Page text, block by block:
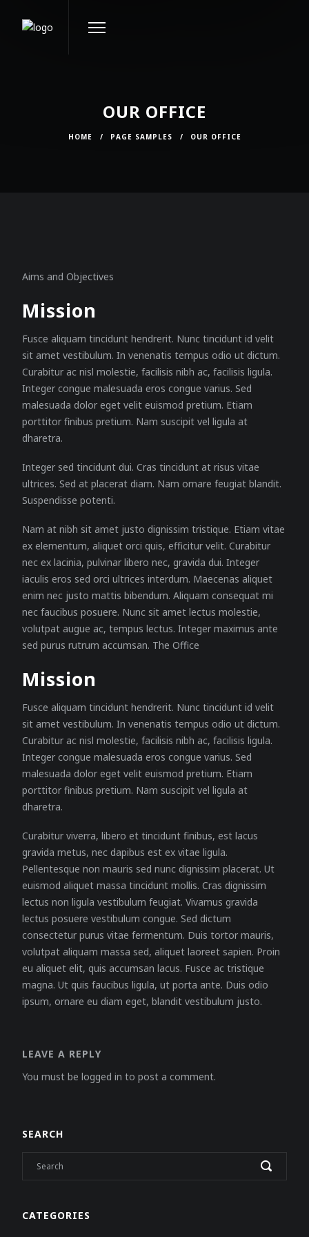
OUR OFFICE
HOME / PAGE SAMPLES / OUR OFFICE
Aims and Objectives
Mission
Fusce aliquam tincidunt hendrerit. Nunc tincidunt id velit
sit amet vestibulum. In venenatis tempus odio ut dictum.
Curabitur ac nisl molestie, facilisis nibh ac, facilisis ligula.
Integer congue malesuada eros congue varius. Sed
malesuada dolor eget velit euismod pretium. Etiam
porttitor finibus pretium. Nam suscipit vel ligula at
dharetra.
Integer sed tincidunt dui. Cras tincidunt at risus vitae
ultrices. Sed at placerat diam. Nam ornare feugiat blandit.
Suspendisse potenti.
Nam at nibh sit amet justo dignissim tristique. Etiam vitae
ex elementum, aliquet orci quis, efficitur velit. Curabitur
nec ex lacinia, pulvinar libero nec, gravida dui. Integer
iaculis eros sed orci ultrices interdum. Maecenas aliquet
enim nec justo mattis bibendum. Aliquam consequat mi
nec faucibus posuere. Nunc sit amet lectus molestie,
volutpat augue ac, tempus lectus. Integer maximus ante
sed purus rutrum accumsan. The Office
Mission
Fusce aliquam tincidunt hendrerit. Nunc tincidunt id velit
sit amet vestibulum. In venenatis tempus odio ut dictum.
Curabitur ac nisl molestie, facilisis nibh ac, facilisis ligula.
Integer congue malesuada eros congue varius. Sed
malesuada dolor eget velit euismod pretium. Etiam
porttitor finibus pretium. Nam suscipit vel ligula at
dharetra.
Curabitur viverra, libero et tincidunt finibus, est lacus
gravida metus, nec dapibus est ex vitae ligula.
Pellentesque non mauris sed nunc dignissim placerat. Ut
euismod aliquet massa tincidunt mollis. Cras dignissim
lectus non ligula vestibulum feugiat. Vivamus gravida
lectus posuere vestibulum congue. Sed dictum
consectetur purus vitae fermentum. Duis tortor mauris,
volutpat aliquam massa sed, aliquet laoreet sapien. Proin
eu aliquet elit, quis accumsan lacus. Fusce ac tristique
magna. Ut quis faucibus ligula, ut porta ante. Duis odio
ipsum, ornare eu diam eget, blandit vestibulum justo.
LEAVE A REPLY
You must be logged in to post a comment.
SEARCH
CATEGORIES